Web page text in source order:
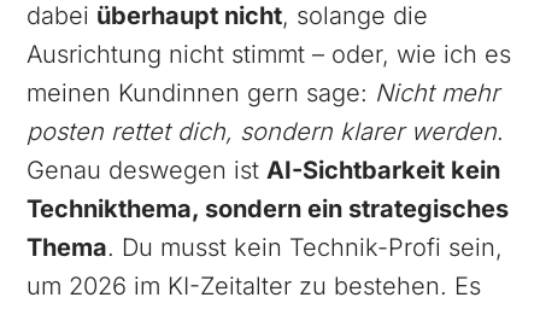
dabei überhaupt nicht, solange die
Ausrichtung nicht stimmt – oder, wie ich es
meinen Kundinnen gern sage: Nicht mehr
posten rettet dich, sondern klarer werden.
Genau deswegen istAI-Sichtbarkeit kein
Technikthema, sondern ein strategisches
Thema. Du musst kein Technik-Profi sein,
um 2026 im KI-Zeitalter zu bestehen. Es